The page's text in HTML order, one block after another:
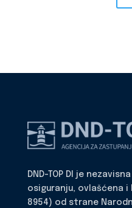
DND-TOP DI je
osiguranju, ovlašćena
8954) od strane